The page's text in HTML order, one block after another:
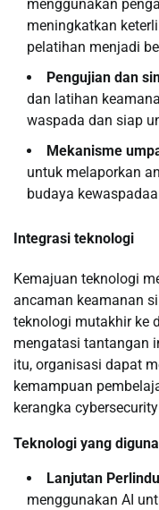
menggunakan
meningkatkan
pelatihan menjadi
Pengujian dan
dan latihan
waspada dan siap
Mekanisme
untuk melaporkan
budaya
Integrasi teknologi
Kemajuan teknologi
ancaman keamanan
teknologi mutakhir ke
mengatasi tantangan
itu, organisasi dapat
kemampuan
kerangka
Teknologi yang
Lanjutan
menggunakan AI